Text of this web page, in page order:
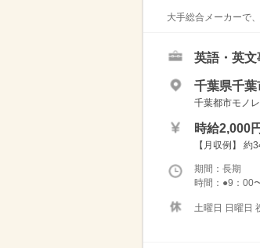
大手総合メーカーで
英語・英文
千葉県千葉
千葉都市モノ
時給2,000円
【月収例】
期間：長期
時間：●9：00
土曜日 日曜日